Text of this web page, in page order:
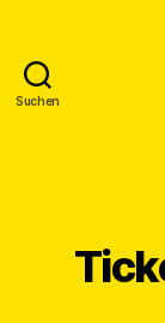
Suchen